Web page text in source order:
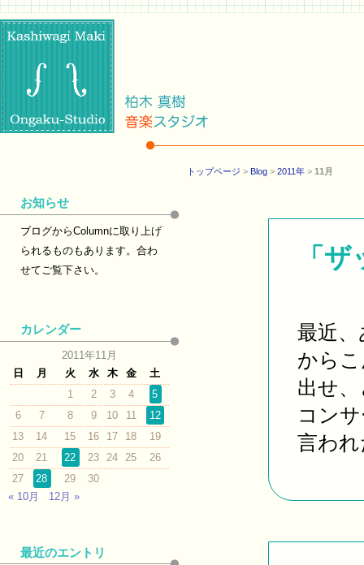
トップページ > Blog > 2011年 > 11月
「
最近
から
出せ
コン
言わ
お知らせ
ブログからColumnに取り上げ
られるものもあります。合わ
せてご覧下さい。
カレンダー
2011年11月
日
月 火 水 木 金
土
1
2 3 4
5
6
7 8 9 10 11
12
13
14 15 16 17 18
19
20
21 22 23 24 25
26
27
28 29
30
« 10月
12月 »
最近のエントリ